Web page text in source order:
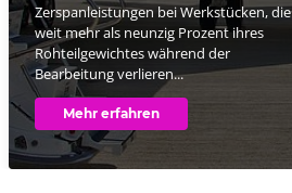
Zerspanleistungen bei Werkstücken, die
weit mehr als neunzig Prozent ihres
Rohteilgewichtes während der
Bearbeitung verlieren...
Mehr erfahren